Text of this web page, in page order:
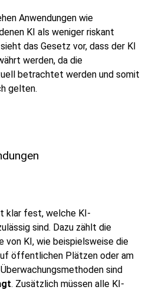
Anwendungen wie
KI als weniger riskant
das Gesetz vor, dass der KI
werden, da die
betrachtet werden und somit
gelten.
klar fest, welche KI-
sind. Dazu zählt die
von KI, wie beispielsweise die
öffentlichen Plätzen oder am
sind
. Zusätzlich müssen alle KI-